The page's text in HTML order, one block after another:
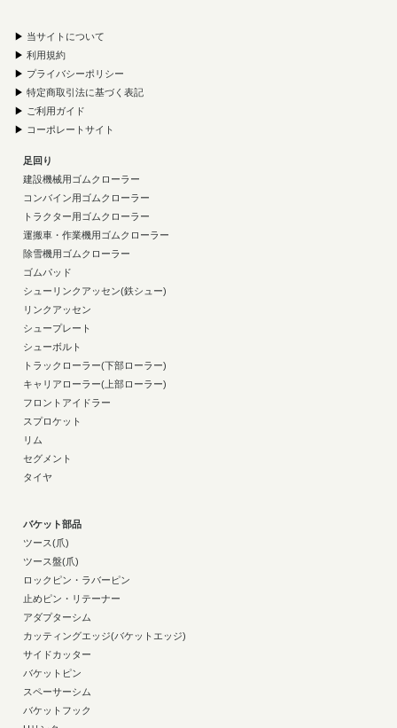
▶ 当サイトについて
▶ 利用規約
▶ プライバシーポリシー
▶ 特定商取引法に基づく表記
▶ ご利用ガイド
▶ コーポレートサイト
足回り
建設機械用ゴムクローラー
コンバイン用ゴムクローラー
トラクター用ゴムクローラー
運搬車・作業機用ゴムクローラー
除雪機用ゴムクローラー
ゴムパッド
シューリンクアッセン(鉄シュー)
リンクアッセン
シュープレート
シューボルト
トラックローラー(下部ローラー)
キャリアローラー(上部ローラー)
フロントアイドラー
スプロケット
リム
セグメント
タイヤ
バケット部品
ツース(爪)
ツース盤(爪)
ロックピン・ラバーピン
止めピン・リテーナー
アダプターシム
カッティングエッジ(バケットエッジ)
サイドカッター
バケットピン
スペーサーシム
バケットフック